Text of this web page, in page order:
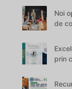
Noi
de
prin